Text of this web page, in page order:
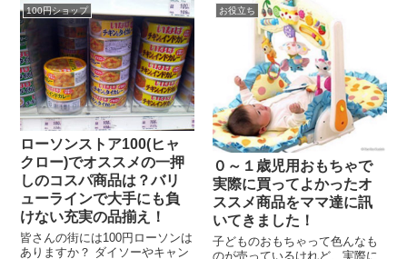
100円ショップ
ローソンストア100(ヒャ
クロー)でオススメの一押
しのコスパ商品は？バリ
ューラインで大手にも負
けない充実の品揃え！
皆さんの街には100円ローソンは
ありますか？ ダイソーやキャン
お役立ち
０～１歳児用おもちゃで
実際に買ってよかったオ
ススメ商品をママ達に訊
いてきました！
子どものおもちゃって色んなも
のが売っているけれど、実際に